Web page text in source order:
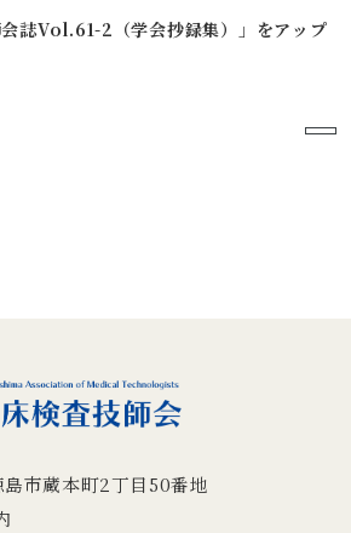
会誌Vol.61-2（学会抄録集）」をアップ
市蔵本町2丁目50番地